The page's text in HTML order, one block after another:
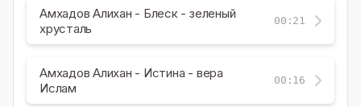
Амхадов Алихан - Блеск - зеленый
хрусталь
00:21
Амхадов Алихан - Истина - вера
Ислам
00:16